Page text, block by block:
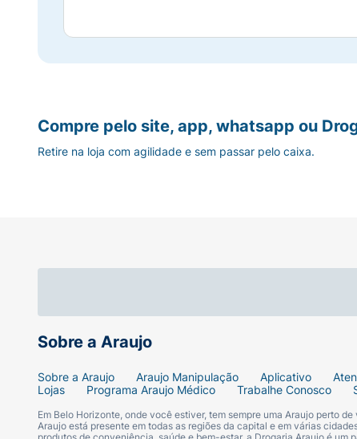
Sobre a Araujo
Sobre a Araujo Araujo Manipulação Aplicativo
Lojas
Programa Araujo Médico Trabalhe Conosco
Em Belo Horizonte, onde você estiver, tem sempre uma Araujo perto
Araujo está presente em todas as regiões da capital e em várias
Compre pelo site, app, whatsapp ou
Retire na loja com agilidade e sem passar pelo caixa.